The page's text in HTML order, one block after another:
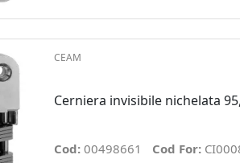
CEAM
Cerniera invisibile nichelata
Cod: 00498661 Cod For: